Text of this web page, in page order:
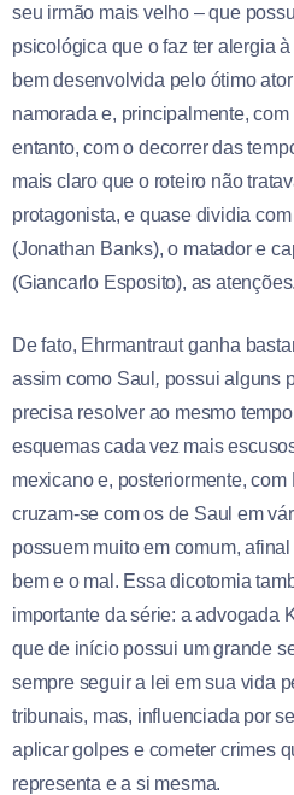
seu irmão mais velho – que
psicológica que o faz ter alergia
bem desenvolvida pelo ótimo
namorada e, principalmente,
entanto, com o decorrer das
mais claro que o roteiro não
protagonista, e quase dividia
(Jonathan Banks), o matador e
(Giancarlo Esposito), as atenções.
De fato, Ehrmantraut ganha
assim como Saul , possui alguns
precisa resolver ao mesmo
esquemas cada vez mais
mexicano e, posteriormente,
cruzam-se com os de Saul em
possuem muito em comum,
bem e o mal. Essa dicotomia
importante da série: a advogada
que de início possui um grande
sempre seguir a lei em sua vida
tribunais, mas, influenciada por
aplicar golpes e cometer crimes
representa e a si mesma.